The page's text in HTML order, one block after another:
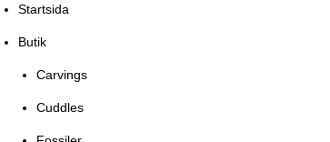
Startsida
Butik
Carvings
Cuddles